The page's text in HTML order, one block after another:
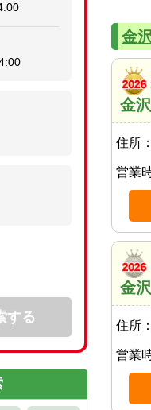
金
金
住所：
営業
金
住所：
営業
する